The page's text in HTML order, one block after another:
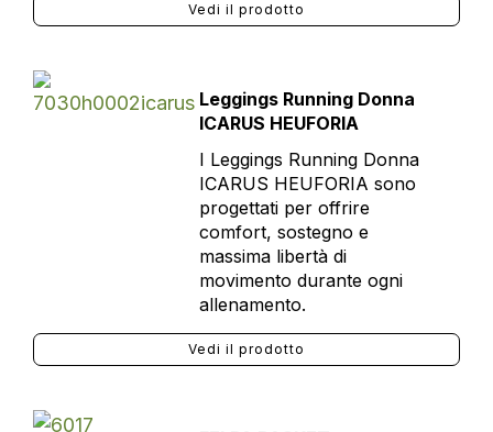
Vedi il prodotto
Leggings Running Donna
ICARUS HEUFORIA
I Leggings Running Donna
ICARUS HEUFORIA sono
progettati per offrire
comfort, sostegno e
massima libertà di
movimento durante ogni
allenamento.
Vedi il prodotto